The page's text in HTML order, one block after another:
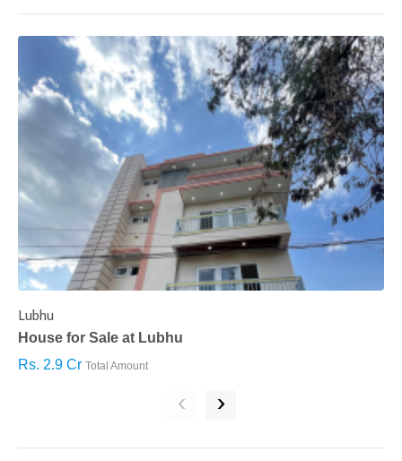
Lubhu
House for Sale at Lubhu
Rs. 2.9 Cr Total Amount
‹ ›